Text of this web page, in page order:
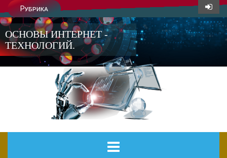
Рубрика
ОСНОВЫ ИНТЕРНЕТ -
ТЕХНОЛОГИЙ.